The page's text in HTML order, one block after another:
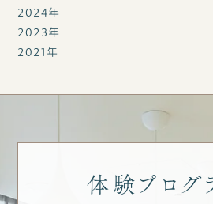
2024年
2023年
2021年
体験プログ